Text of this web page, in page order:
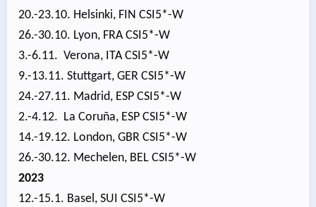
20.-23.10. Helsinki, FIN CSI5*-W
26.-30.10. Lyon, FRA CSI5*-W
3.-6.11. Verona, ITA CSI5*-W
9.-13.11. Stuttgart, GER CSI5*-W
24.-27.11. Madrid, ESP CSI5*-W
2.-4.12. La Coruña, ESP CSI5*-W
14.-19.12. London, GBR CSI5*-W
26.-30.12. Mechelen, BEL CSI5*-W
2023
12.-15.1. Basel, SUI CSI5*-W